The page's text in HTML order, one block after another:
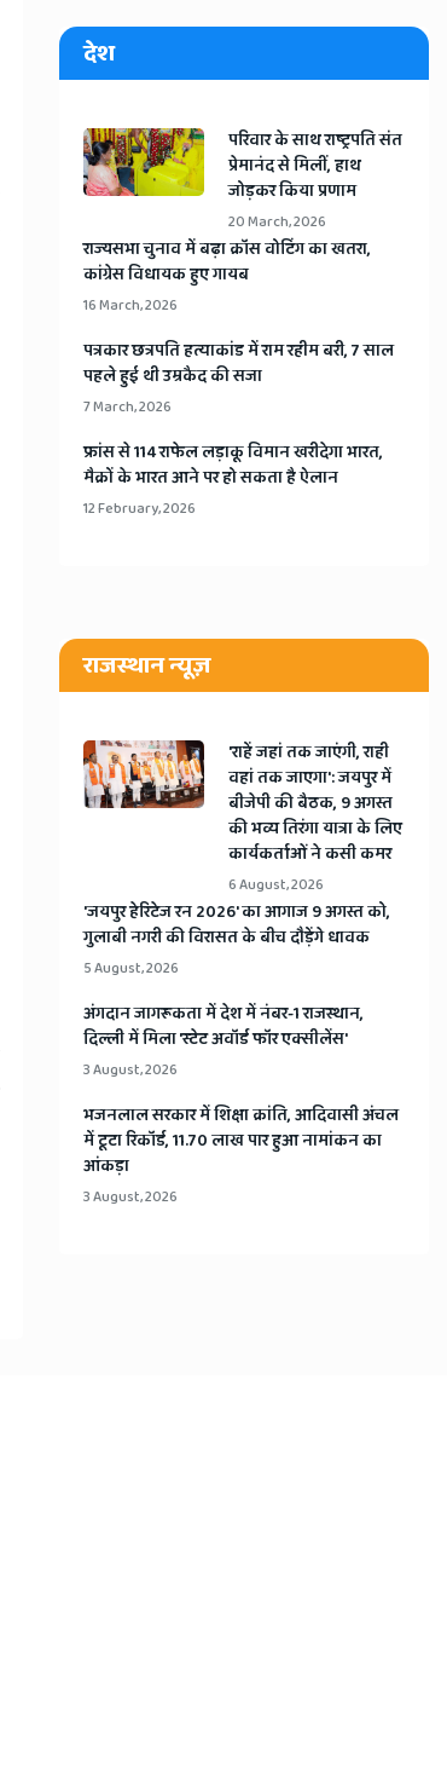
देश
​परिवार के साथ राष्ट्रपति संत
प्रेमानंद से मिलीं, हाथ
जोड़कर किया प्रणाम
20 March, 2026
​राज्यसभा चुनाव में बढ़ा क्रॉस वोटिंग का खतरा,
कांग्रेस विधायक हुए गायब
16 March, 2026
​पत्रकार छत्रपति हत्याकांड में राम रहीम बरी, 7 साल
पहले हुई थी उम्रकैद की सजा
7 March, 2026
​फ्रांस से 114 राफेल लड़ाकू विमान खरीदेगा भारत,
मैक्रों के भारत आने पर हो सकता है ऐलान
12 February, 2026
राजस्थान न्यूज़
'राहें जहां तक जाएंगी, राही
वहां तक जाएगा': जयपुर में
बीजेपी की बैठक, 9 अगस्त
की भव्य तिरंगा यात्रा के लिए
कार्यकर्ताओं ने कसी कमर
6 August, 2026
​'जयपुर हेरिटेज रन 2026' का आगाज 9 अगस्त को,
गुलाबी नगरी की विरासत के बीच दौड़ेंगे धावक
5 August, 2026
अंगदान जागरूकता में देश में नंबर-1 राजस्थान,
दिल्ली में मिला 'स्टेट अवॉर्ड फॉर एक्सीलेंस'
3 August, 2026
भजनलाल सरकार में शिक्षा क्रांति, आदिवासी अंचल
में टूटा रिकॉर्ड, 11.70 लाख पार हुआ नामांकन का
आंकड़ा
3 August, 2026